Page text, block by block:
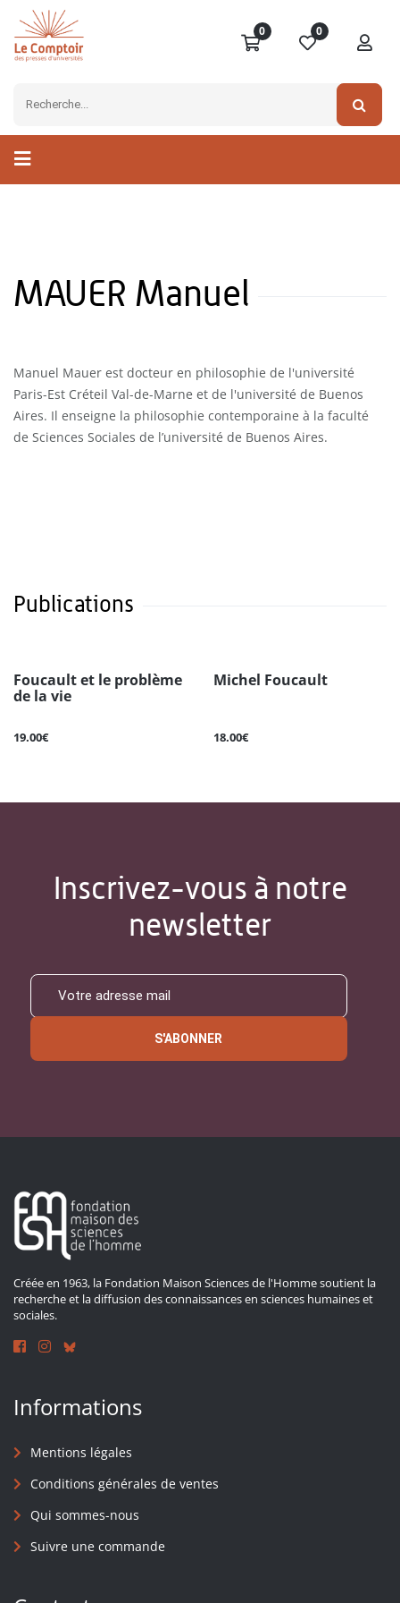
0 0
MAUER Manuel
Manuel Mauer est docteur en philosophie de l'université
Paris-Est Créteil Val-de-Marne et de l'université de Buenos
Aires. Il enseigne la philosophie contemporaine à la faculté
de Sciences Sociales de l’université de Buenos Aires.
Publications
Foucault et le problème
de la vie
19.00€
Michel Foucault
18.00€
Inscrivez-vous à notre
newsletter
S'ABONNER
Créée en 1963, la Fondation Maison Sciences de l'Homme soutient la
recherche et la diffusion des connaissances en sciences humaines et
sociales.
Informations
Mentions légales
Conditions générales de ventes
Qui sommes-nous
Suivre une commande